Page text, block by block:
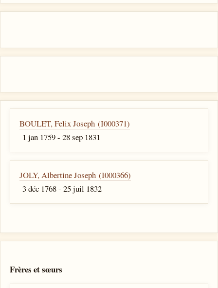
BOULET, Felix Joseph (I000371)
1 jan 1759 - 28 sep 1831
JOLY, Albertine Joseph (I000366)
3 déc 1768 - 25 juil 1832
Frères et sœurs